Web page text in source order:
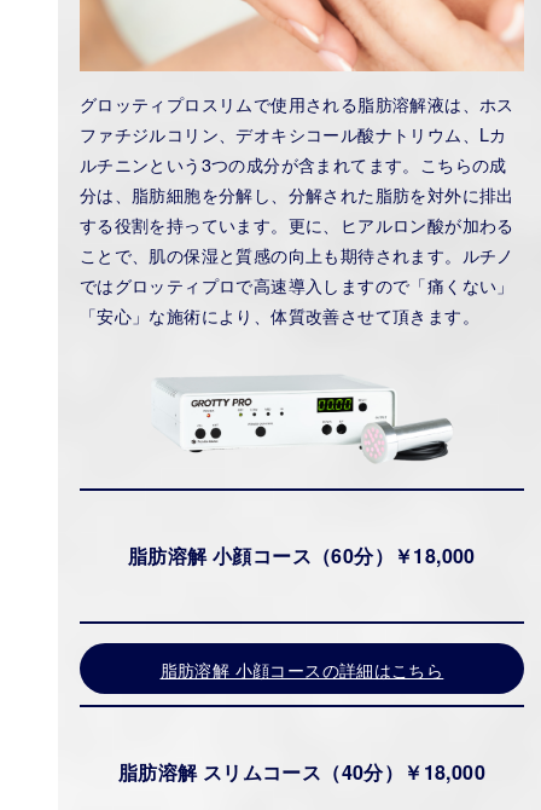
グロッティプロスリムで使用される脂肪溶解液は、ホス
ファチジルコリン、デオキシコール酸ナトリウム、Lカ
ルチニンという3つの成分が含まれてます。こちらの成
分は、脂肪細胞を分解し、分解された脂肪を対外に排出
する役割を持っています。更に、ヒアルロン酸が加わる
ことで、肌の保湿と質感の向上も期待されます。ルチノ
ではグロッティプロで高速導入しますので「痛くない」
「安心」な施術により、体質改善させて頂きます。
脂肪溶解 小顔コース（60分）￥18,000
脂肪溶解 小顔コースの詳細はこちら
脂肪溶解 スリムコース（40分）￥18,000